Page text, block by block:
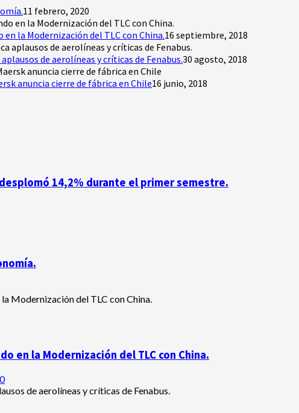
11 febrero, 2020
en la Modernización del TLC con China.16 septiembre, 2018
de aerolíneas y críticas de Fenabus.30 agosto, 2018
anuncia cierre de fábrica en Chile16 junio, 2018
14,2% durante el primer semestre.
en la Modernización del TLC con China.
0